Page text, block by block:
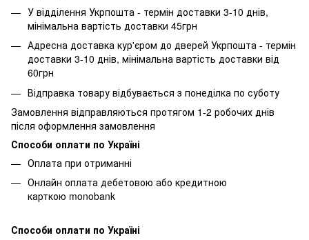
У відділення Укрпошта - термін доставки 3-10 днів,
мінімальна вартість доставки 45грн
Адресна доставка кур'єром до дверей Укрпошта - термін
доставки 3-10 днів, мінімальна вартість доставки від
60грн
Відправка товару відбувається з понеділка по суботу
Замовлення відправляються протягом 1-2 робочих днів
після оформлення замовлення
Способи оплати по Україні
Оплата при отриманні
Онлайн оплата дебетовою або кредитною
карткою monobank
Способи оплати по Україні